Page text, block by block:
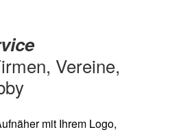
Vereine,
mit Ihrem Logo,